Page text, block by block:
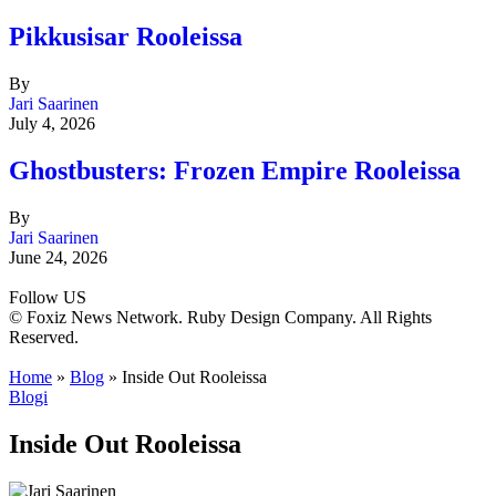
Pikkusisar Rooleissa
By
Jari Saarinen
July 4, 2026
Ghostbusters: Frozen Empire Rooleissa
By
Jari Saarinen
June 24, 2026
Follow US
© Foxiz News Network. Ruby Design Company. All Rights
Reserved.
Home » Blog » Inside Out Rooleissa
Blogi
Inside Out Rooleissa